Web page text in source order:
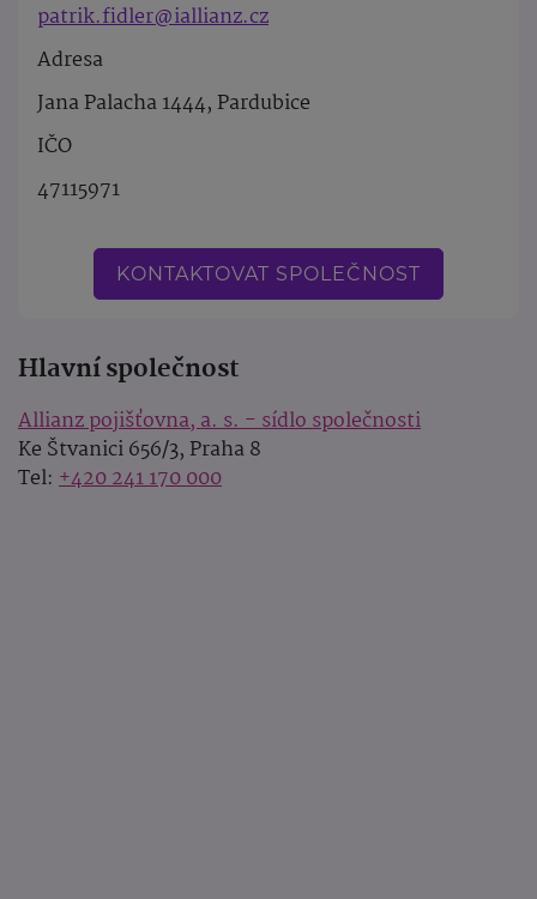
patrik.fidler@iallianz.cz
Adresa
Jana Palacha 1444, Pardubice
IČO
47115971
KONTAKTOVAT SPOLEČNOST
Hlavní společnost
Allianz pojišťovna, a. s. - sídlo společnosti
Ke Štvanici 656/3, Praha 8
Tel: +420 241 170 000